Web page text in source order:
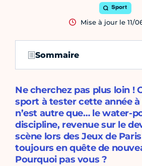
Sport
Mise à jour le 11/
Sommaire
Ne cherchez pas plus loin !
sport à tester cette année à
n’est autre que… le water-
discipline, revenue sur le
scène lors des Jeux de
toujours en quête de
Pourquoi pas vous ?